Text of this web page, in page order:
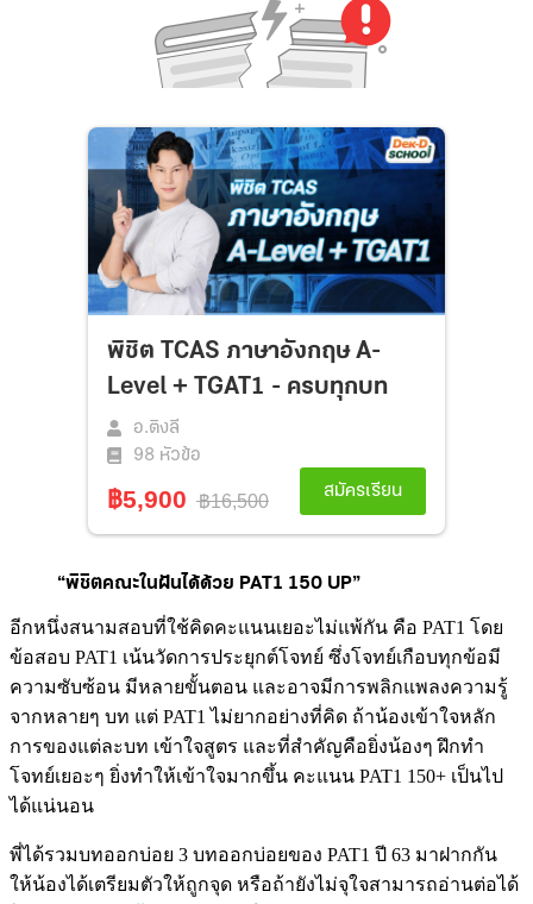
“พิชิตคณะในฝันได้ด้วย PAT1 150 UP”
อีกหนึ่งสนามสอบที่ใช้คิดคะแนนเยอะไม่แพ้กัน คือ PAT1 โดย
ข้อสอบ PAT1 เน้นวัดการประยุกต์โจทย์ ซึ่งโจทย์เกือบทุกข้อมี
ความซับซ้อน มีหลายขั้นตอน และอาจมีการพลิกแพลงความรู้
จากหลายๆ บท แต่ PAT1 ไม่ยากอย่างที่คิด ถ้าน้องเข้าใจหลัก
การของแต่ละบท เข้าใจสูตร และที่สำคัญคือยิ่งน้องๆ ฝึกทำ
โจทย์เยอะๆ ยิ่งทำให้เข้าใจมากขึ้น คะแนน PAT1 150+ เป็นไป
ได้แน่นอน
พี่ได้รวมบทออกบ่อย 3 บทออกบ่อยของ PAT1 ปี 63 มาฝากกัน
ให้น้องได้เตรียมตัวให้ถูกจุด หรือถ้ายังไม่จุใจสามารถอ่านต่อได้